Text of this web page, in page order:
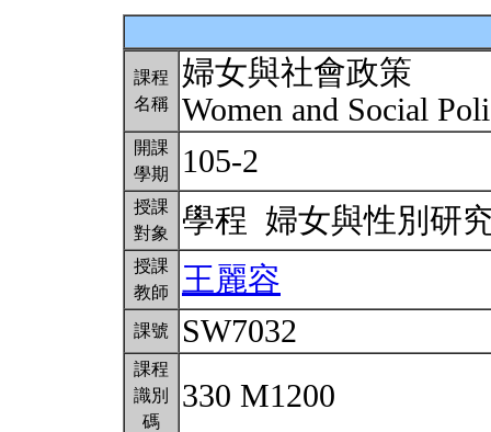
課程
名稱
婦女與社會政策
Women and Social
開課
學期
105-2
授課
對象
學程 婦女與性別研
授課
教師
王麗容
課號 SW7032
課程
識別
碼
330 M1200